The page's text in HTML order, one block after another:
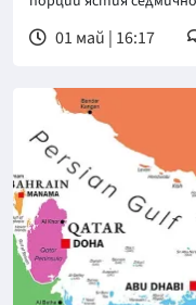
01 май | 16:17